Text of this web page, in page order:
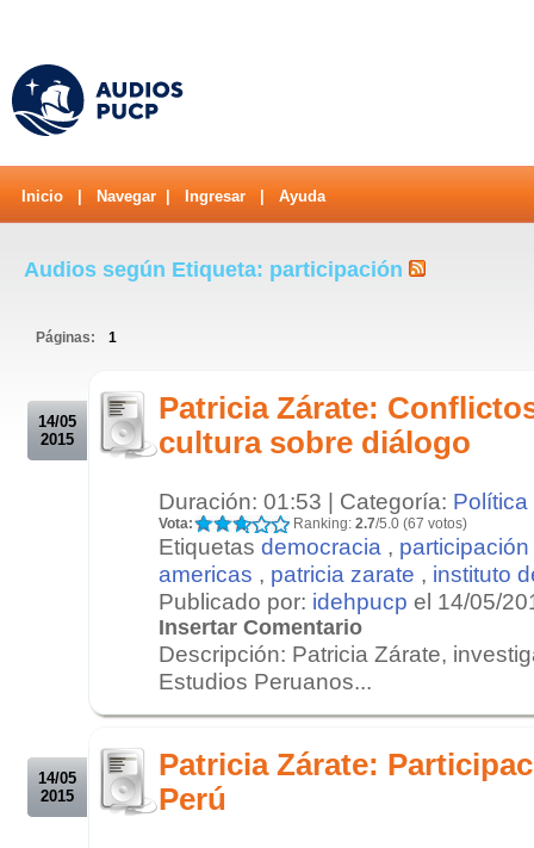
Inicio Navegar Ingresar Ayuda
Audios según Etiqueta: participación
Páginas: 1
14/05
2015
Patricia Zárate:
cultura sobre diálogo
Duración: 01:53 | Categoría: Política
Vota: Ranking: 2.7/5.0 (67 votos)
Etiquetas democracia , participación
americas , patricia zarate , instituto
Publicado por: idehpucp el 14/05/
Insertar Comentario
Descripción: Patricia Zárate,
Estudios Peruanos...
14/05
2015
Patricia Zárate:
Perú